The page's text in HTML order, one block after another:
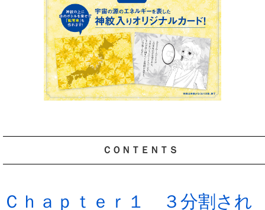
ＣＯＮＴＥＮＴＳ
Ｃｈａｐｔｅｒ１ ３分割され